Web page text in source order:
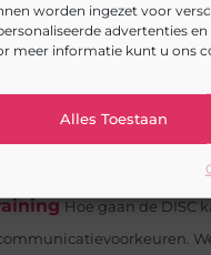
worden ingezet voor
advertenties
meer informatie kunt u ons
Alles Toestaan
Pinterest
en
Volg dan één
Training...
Hoe gaan de DISC